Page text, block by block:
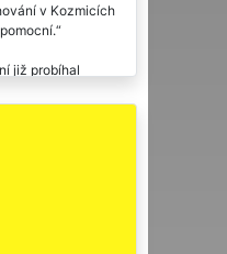
v Kozmicích
již probíhal
EXTRA